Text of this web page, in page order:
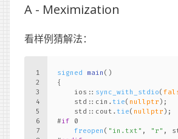
A - Meximization
看样例猜解法：
1
2
3
4
5
6
7
signed main ()
{
    ios::
sync_with_stdio(
    std::cin.
tie( nullptr );
    std::cout.
tie( nullptr );
#if 0
freopen ( "in.txt" , "r" ,